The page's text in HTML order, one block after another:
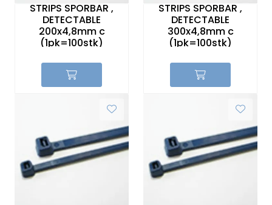
STRIPS SPORBAR ,
DETECTABLE
200x4,8mm c
(1pk=100stk)
STRIPS SPORBAR ,
DETECTABLE
300x4,8mm c
(1pk=100stk)
Leverandører
Nyheter